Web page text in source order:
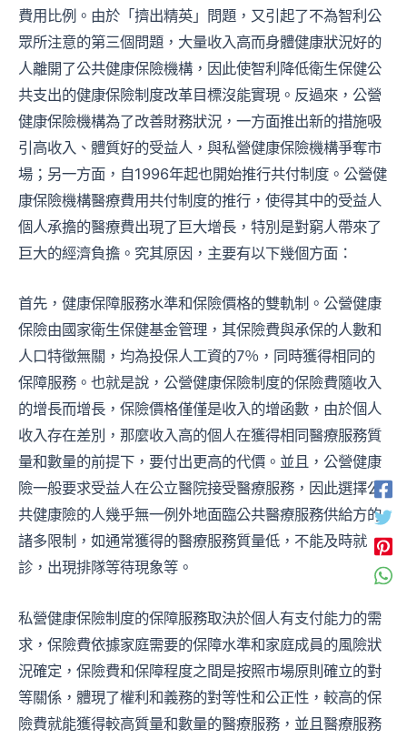
費用比例。由於「擠出精英」問題，又引起了不為智利公
眾所注意的第三個問題，大量收入高而身體健康狀況好的
人離開了公共健康保險機構，因此使智利降低衛生保健公
共支出的健康保險制度改革目標沒能實現。反過來，公營
健康保險機構為了改善財務狀況，一方面推出新的措施吸
引高收入、體質好的受益人，與私營健康保險機構爭奪市
場；另一方面，自1996年起也開始推行共付制度。公營健
康保險機構醫療費用共付制度的推行，使得其中的受益人
個人承擔的醫療費出現了巨大增長，特別是對窮人帶來了
巨大的經濟負擔。究其原因，主要有以下幾個方面：
首先，健康保障服務水準和保險價格的雙軌制。公營健康
保險由國家衛生保健基金管理，其保險費與承保的人數和
人口特徵無關，均為投保人工資的7％，同時獲得相同的
保障服務。也就是說，公營健康保險制度的保險費隨收入
的增長而增長，保險價格僅僅是收入的增函數，由於個人
收入存在差別，那麼收入高的個人在獲得相同醫療服務質
量和數量的前提下，要付出更高的代價。並且，公營健康
險一般要求受益人在公立醫院接受醫療服務，因此選擇公
共健康險的人幾乎無一例外地面臨公共醫療服務供給方的
諸多限制，如通常獲得的醫療服務質量低，不能及時就
診，出現排隊等待現象等。
私營健康保險制度的保障服務取決於個人有支付能力的需
求，保險費依據家庭需要的保障水準和家庭成員的風險狀
況確定，保險費和保障程度之間是按照市場原則確立的對
等關係，體現了權利和義務的對等性和公正性，較高的保
險費就能獲得較高質量和數量的醫療服務，並且醫療服務